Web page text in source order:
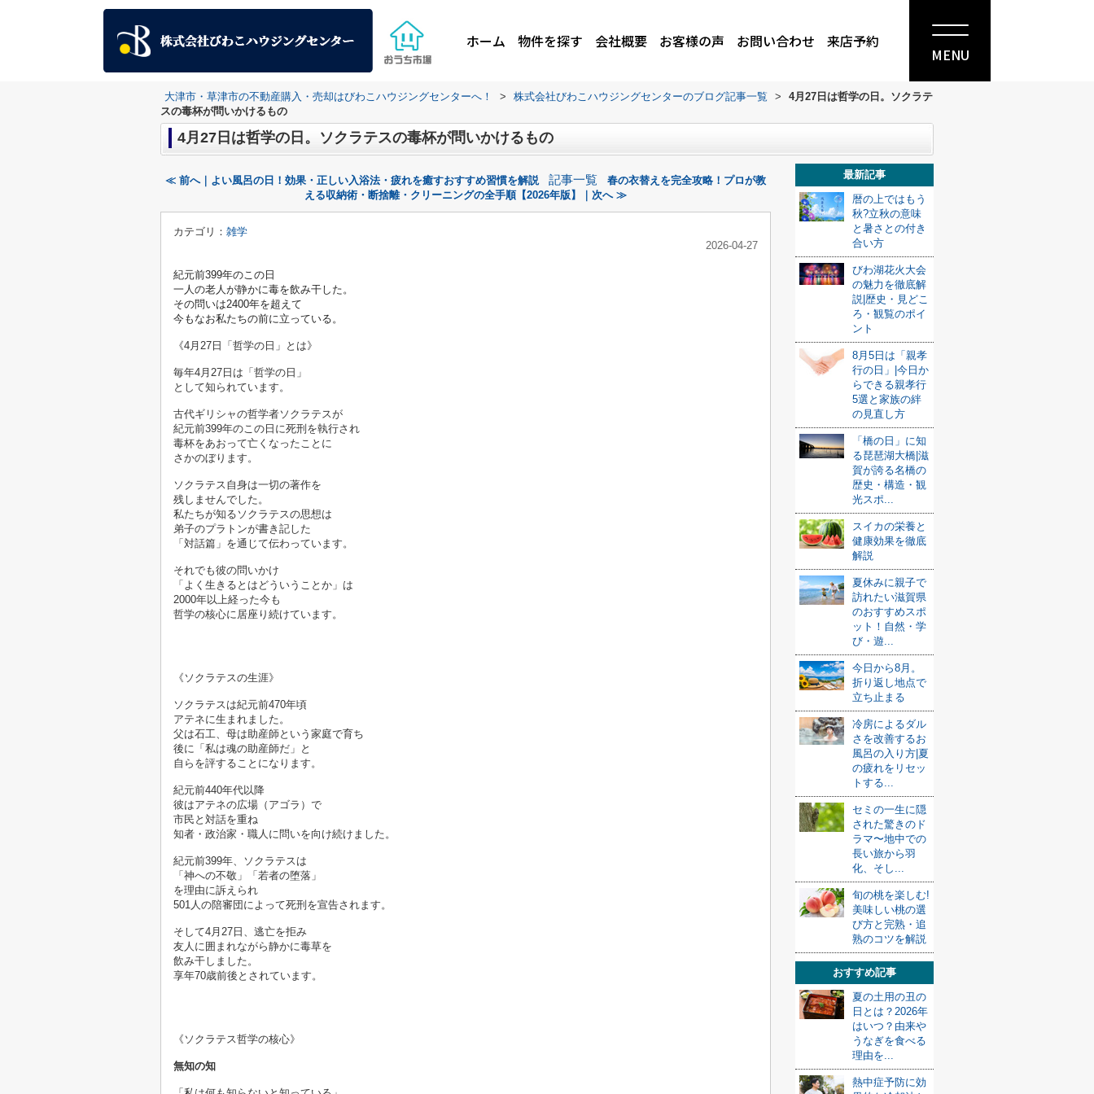
ホーム 物件を探す 会社概要 お客様の声 お問い合わせ 来店予約
MENU
大津市・草津市の不動産購入・売却はびわこハウジングセンターへ！ > 株式会社びわこハウジングセンターのブログ記事一覧 >
4月27日は哲学の日。ソクラテ
スの毒杯が問いかけるもの
4月27日は哲学の日。ソクラテスの毒杯が問いかけるもの
≪ 前へ｜よい風呂の日！効果・正しい入浴法・疲れを癒すおすすめ習慣を解説 記事一覧
春の衣替えを完全攻略！プロが教
える収納術・断捨離・クリーニングの全手順【2026年版】｜次へ ≫
カテゴリ： 雑学
2026-04-27
紀元前399年のこの日
一人の老人が静かに毒を飲み干した。
その問いは2400年を超えて
今もなお私たちの前に立っている。
《4月27日「哲学の日」とは》
毎年4月27日は「哲学の日」
として知られています。
古代ギリシャの哲学者ソクラテスが
紀元前399年のこの日に死刑を執行され
毒杯をあおって亡くなったことに
さかのぼります。
ソクラテス自身は一切の著作を
残しませんでした。
私たちが知るソクラテスの思想は
弟子のプラトンが書き記した
「対話篇」を通じて伝わっています。
それでも彼の問いかけ
「よく生きるとはどういうことか」は
2000年以上経った今も
哲学の核心に居座り続けています。
《ソクラテスの生涯》
ソクラテスは紀元前470年頃
アテネに生まれました。
父は石工、母は助産師という家庭で育ち
後に「私は魂の助産師だ」と
自らを評することになります。
紀元前440年代以降
彼はアテネの広場（アゴラ）で
市民と対話を重ね
知者・政治家・職人に問いを向け続けました。
紀元前399年、ソクラテスは
「神への不敬」「若者の堕落」
を理由に訴えられ
501人の陪審団によって死刑を宣告されます。
そして4月27日、逃亡を拒み
友人に囲まれながら静かに毒草を
飲み干しました。
享年70歳前後とされています。
《ソクラテス哲学の核心》
無知の知
最新記事
暦の上ではもう
秋?立秋の意味
と暑さとの付き
合い方
びわ湖花火大会
の魅力を徹底解
説|歴史・見どこ
ろ・観覧のポイ
ント
8月5日は「親孝
行の日」|今日か
らできる親孝行
5選と家族の絆
の見直し方
「橋の日」に知
る琵琶湖大橋|滋
賀が誇る名橋の
歴史・構造・観
光スポ...
スイカの栄養と
健康効果を徹底
解説
夏休みに親子で
訪れたい滋賀県
のおすすめスポ
ット！自然・学
び・遊...
今日から8月。
折り返し地点で
立ち止まる
冷房によるダル
さを改善するお
風呂の入り方|夏
の疲れをリセッ
トする...
セミの一生に隠
された驚きのド
ラマ〜地中での
長い旅から羽
化、そし...
旬の桃を楽しむ!
美味しい桃の選
び方と完熟・追
熟のコツを解説
おすすめ記事
夏の土用の丑の
日とは？2026年
はいつ？由来や
うなぎを食べる
理由を...
熱中症予防に効